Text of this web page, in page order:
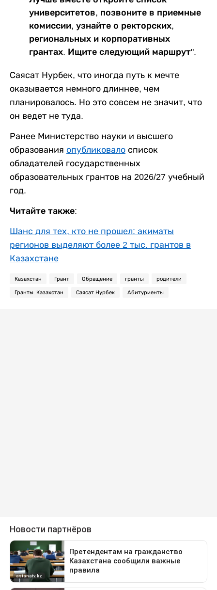
университетов, позвоните в приемные
комиссии, узнайте о ректорских,
региональных и корпоративных
грантах. Ищите следующий маршрут".
Саясат Нурбек, что иногда путь к мечте
оказывается немного длиннее, чем
планировалось. Но это совсем не значит, что
он ведет не туда.
Ранее Министерство науки и высшего
образования опубликовало список
обладателей государственных
образовательных грантов на 2026/27 учебный
год.
Читайте также:
Шанс для тех, кто не прошел: акиматы
регионов выделяют более 2 тыс. грантов в
Казахстане
Казахстан Грант Обращение гранты родители
Гранты. Казахстан Саясат Нурбек Абитуриенты